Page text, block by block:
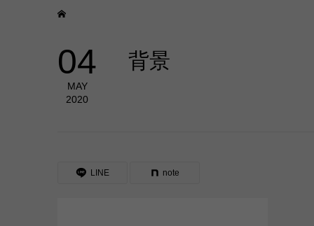
04
MAY
2020
背景
LINE note